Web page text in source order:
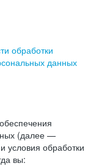
обработки
данных
(далее —
условия обработки
вы: